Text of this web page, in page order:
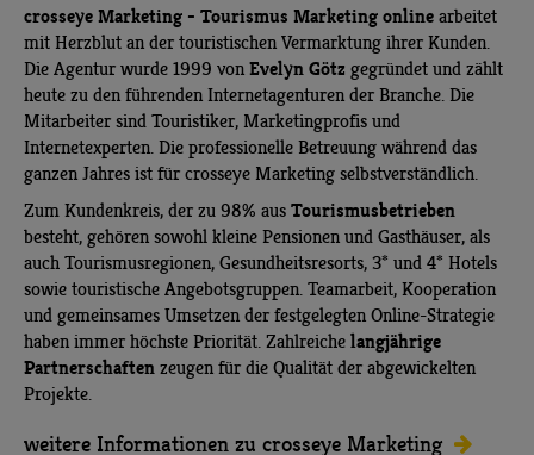
crosseye Marketing - Tourismus Marketing online arbeitet
mit Herzblut an der touristischen Vermarktung ihrer Kunden.
Die Agentur wurde 1999 von Evelyn Götz gegründet und zählt
heute zu den führenden Internetagenturen der Branche. Die
Mitarbeiter sind Touristiker, Marketingprofis und
Internetexperten. Die professionelle Betreuung während das
ganzen Jahres ist für crosseye Marketing selbstverständlich.
Zum Kundenkreis, der zu 98% aus Tourismusbetrieben
besteht, gehören sowohl kleine Pensionen und Gasthäuser, als
auch Tourismusregionen, Gesundheitsresorts, 3* und 4* Hotels
sowie touristische Angebotsgruppen. Teamarbeit, Kooperation
und gemeinsames Umsetzen der festgelegten Online-Strategie
haben immer höchste Priorität. Zahlreiche langjährige
Partnerschaften zeugen für die Qualität der abgewickelten
Projekte.
weitere Informationen zu crosseye Marketing